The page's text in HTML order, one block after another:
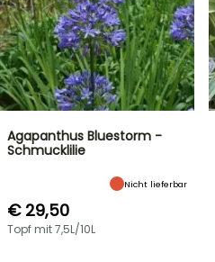
Agapanthus Bluestorm -
Schmucklilie
Nicht lieferbar
€ 29,50
Topf mit 7,5L/10L